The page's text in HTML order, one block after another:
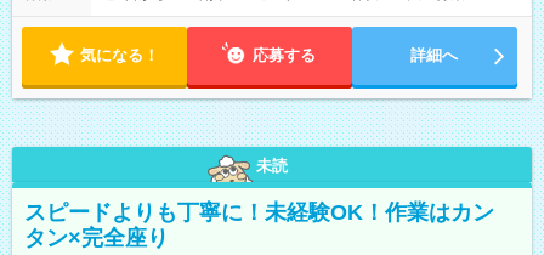
気になる！ 応募する 詳細へ
未読
スピードよりも丁寧に！未経験OK！作業はカン
タン×完全座り